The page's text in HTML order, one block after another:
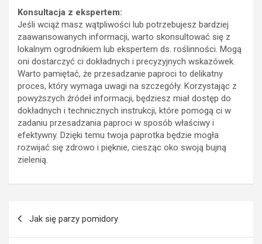
Konsultacja z ekspertem:
Jeśli wciąż masz wątpliwości lub potrzebujesz bardziej
zaawansowanych informacji, warto skonsultować się z
lokalnym ogrodnikiem lub ekspertem ds. roślinności. Mogą
oni dostarczyć ci dokładnych i precyzyjnych wskazówek.
Warto pamiętać, że przesadzanie paproci to delikatny
proces, który wymaga uwagi na szczegóły. Korzystając z
powyższych źródeł informacji, będziesz miał dostęp do
dokładnych i technicznych instrukcji, które pomogą ci w
zadaniu przesadzania paproci w sposób właściwy i
efektywny. Dzięki temu twoja paprotka będzie mogła
rozwijać się zdrowo i pięknie, ciesząc oko swoją bujną
zielenią.
Jak się parzy pomidory